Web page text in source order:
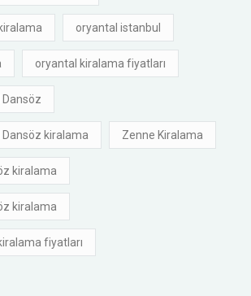
oryantal istanbul
oryantal kiralama fiyatları
kiralama Zenne Kiralama
kiralama
kiralama
fiyatları